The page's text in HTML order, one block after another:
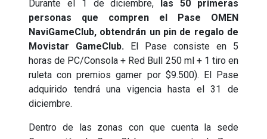
Durante el 1 de diciembre, las 50 primeras
personas que compren el Pase OMEN
NaviGameClub, obtendrán un pin de regalo de
Movistar GameClub. El Pase consiste en 5
horas de PC/Consola + Red Bull 250 ml + 1 tiro en
ruleta con premios gamer por $9.500). El Pase
adquirido tendrá una vigencia hasta el 31 de
diciembre.
Dentro de las zonas con que cuenta la sede